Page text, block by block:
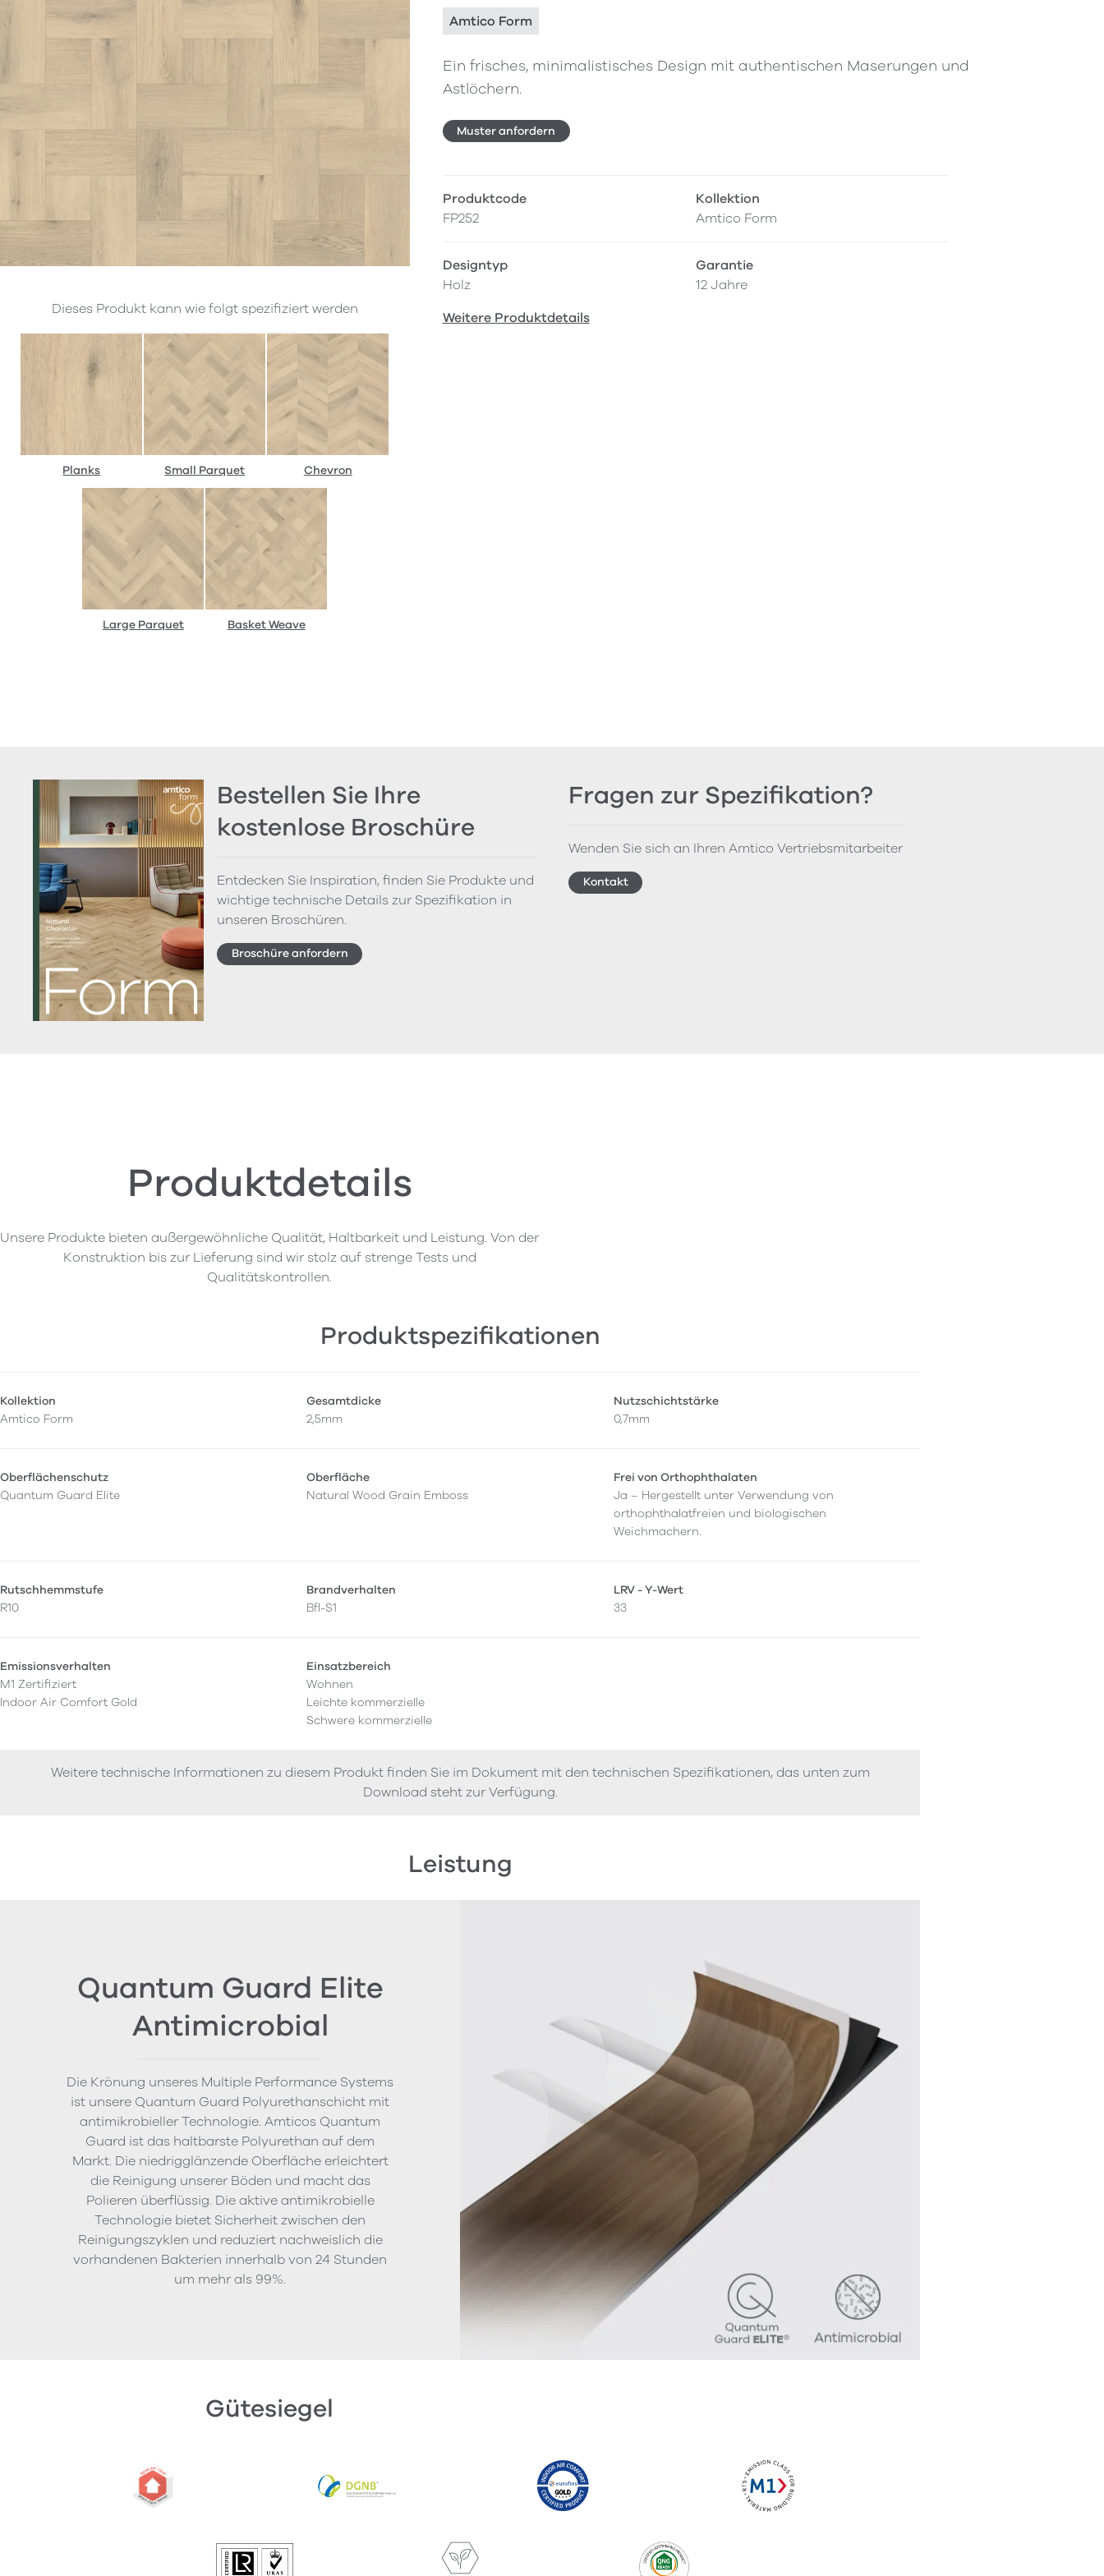
Amtico Form
Ein frisches, minimalistisches Design mit authentischen Maserungen und
Astlöchern.
Muster anfordern
Dieses Produkt kann wie folgt spezifiziert werden
Planks Small Parquet Chevron
Large Parquet Basket Weave
Produktcode
FP252
Kollektion
Amtico Form
Designtyp
Holz
Garantie
12 Jahre
Weitere Produktdetails
Bestellen Sie Ihre
kostenlose Broschüre
Entdecken Sie Inspiration, finden Sie Produkte und
wichtige technische Details zur Spezifikation in
unseren Broschüren.
Broschüre anfordern
Fragen zur Spezifikation?
Wenden Sie sich an Ihren Amtico Vertriebsmitarbeiter
Kontakt
Produktdetails
Unsere Produkte bieten außergewöhnliche Qualität, Haltbarkeit und Leistung. Von der
Konstruktion bis zur Lieferung sind wir stolz auf strenge Tests und
Qualitätskontrollen.
Produktspezifikationen
Kollektion
Amtico Form
Gesamtdicke
2,5mm
Nutzschichtstärke
0,7mm
Oberflächenschutz
Quantum Guard Elite
Oberfläche
Natural Wood Grain Emboss
Frei von Orthophthalaten
Ja – Hergestellt unter Verwendung von
orthophthalatfreien und biologischen
Weichmachern.
Rutschhemmstufe
R10
Brandverhalten
Bfl-S1
LRV - Y-Wert
33
Emissionsverhalten
M1 Zertifiziert
Indoor Air Comfort Gold
Einsatzbereich
Wohnen
Leichte kommerzielle
Schwere kommerzielle
Weitere technische Informationen zu diesem Produkt finden Sie im Dokument mit den technischen Spezifikationen, das unten zum
Download steht zur Verfügung.
Leistung
Quantum Guard Elite
Antimicrobial
Die Krönung unseres Multiple Performance Systems
ist unsere Quantum Guard Polyurethanschicht mit
antimikrobieller Technologie. Amticos Quantum
Guard ist das haltbarste Polyurethan auf dem
Markt. Die niedrigglänzende Oberfläche erleichtert
die Reinigung unserer Böden und macht das
Polieren überflüssig. Die aktive antimikrobielle
Technologie bietet Sicherheit zwischen den
Reinigungszyklen und reduziert nachweislich die
vorhandenen Bakterien innerhalb von 24 Stunden
um mehr als 99%.
Gütesiegel